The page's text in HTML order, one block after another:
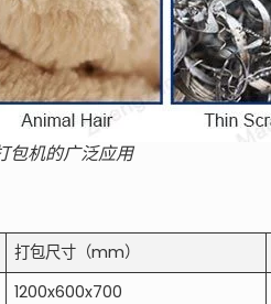
包机的广泛应用
打包尺寸（mm）
1200x600x700